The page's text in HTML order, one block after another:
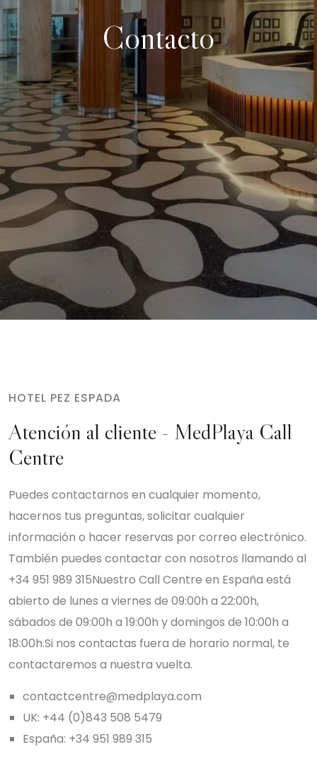
Contacto
HOTEL PEZ ESPADA
Atención al cliente - MedPlaya Call
Centre
Puedes contactarnos en cualquier momento,
hacernos tus preguntas, solicitar cualquier
información o hacer reservas por correo electrónico.
También puedes contactar con nosotros llamando al
+34 951 989 315Nuestro Call Centre en España está
abierto de lunes a viernes de 09:00h a 22:00h,
sábados de 09:00h a 19:00h y domingos de 10:00h a
18:00h.Si nos contactas fuera de horario normal, te
contactaremos a nuestra vuelta.
contactcentre@medplaya.com
UK: +44 (0)843 508 5479
España: +34 951 989 315